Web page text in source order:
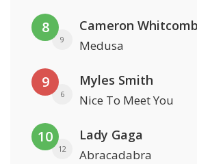
8
9
Cameron Whitcomb
Medusa
9
6
Myles Smith
Nice To Meet You
10
12
Lady Gaga
Abracadabra